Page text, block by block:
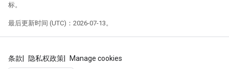
标。
最后更新时间 (UTC)：2026-07-13。
条款 隐私权政策 Manage cookies